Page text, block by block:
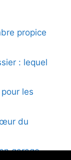
propice
: lequel
les
du
garage